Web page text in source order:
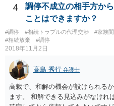
行等に照会をかけることになるで
でいなければ市役所ないし区役所
かる戸籍一式を揃えてもちこみ、
分かると思います。遺産分割協議
てしまっている場合は、住所など
すが、現代では、各々が自由に価
はお示しできません。ただし、か
報酬基準を踏まえて価格設定して
ので、それが一応の目安となるで
4
調停不成立の相手方か
ことはできますか？
#調停 #相続トラブルの代理交渉 #家族
#相続放棄
#調停
2018年11月2日
高島 秀行 弁護士
高裁で、和解の機会が設けられる
ます。 和解できる見込みがなけれ